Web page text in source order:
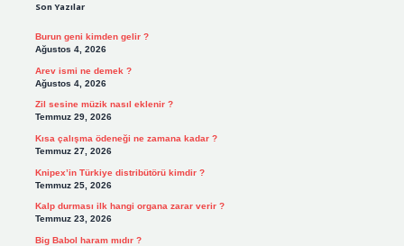
Son Yazılar
Burun geni kimden gelir ?
Ağustos 4, 2026
Arev ismi ne demek ?
Ağustos 4, 2026
Zil sesine müzik nasıl eklenir ?
Temmuz 29, 2026
Kısa çalışma ödeneği ne zamana kadar ?
Temmuz 27, 2026
Knipex’in Türkiye distribütörü kimdir ?
Temmuz 25, 2026
Kalp durması ilk hangi organa zarar verir ?
Temmuz 23, 2026
Big Babol haram mıdır ?